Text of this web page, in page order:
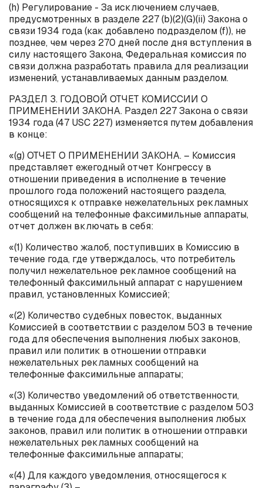
(h) Регулирование - За исключением случаев,
предусмотренных в разделе 227 (b)(2)(G)(ii) Закона о
связи 1934 года (как добавлено подразделом (f)), не
позднее, чем через 270 дней после дня вступления в
силу настоящего Закона, Федеральная комиссия по
связи должна разработать правила для реализации
изменений, устанавливаемых данным разделом.
РАЗДЕЛ 3. ГОДОВОЙ ОТЧЕТ КОМИССИИ О
ПРИМЕНЕНИИ ЗАКОНА. Раздел 227 Закона о связи
1934 года (47 USC 227) изменяется путем добавления
в конце:
«(g) ОТЧЕТ О ПРИМЕНЕНИИ ЗАКОНА. – Комиссия
представляет ежегодный отчет Конгрессу в
отношении приведения в исполнение в течение
прошлого года положений настоящего раздела,
относящихся к отправке нежелательных рекламных
сообщений на телефонные факсимильные аппараты,
отчет должен включать в себя:
«(1) Количество жалоб, поступивших в Комиссию в
течение года, где утверждалось, что потребитель
получил нежелательное рекламное сообщений на
телефонный факсимильный аппарат с нарушением
правил, установленных Комиссией;
«(2) Количество судебных повесток, выданных
Комиссией в соответствии с разделом 503 в течение
года для обеспечения выполнения любых законов,
правил или политик в отношении отправки
нежелательных рекламных сообщений на
телефонные факсимильные аппараты;
«(3) Количество уведомлений об ответственности,
выданных Комиссией в соответствие с разделом 503
в течение года для обеспечения выполнения любых
законов, правил или политик в отношении отправки
нежелательных рекламных сообщений на
телефонные факсимильные аппараты;
«(4) Для каждого уведомления, относящегося к